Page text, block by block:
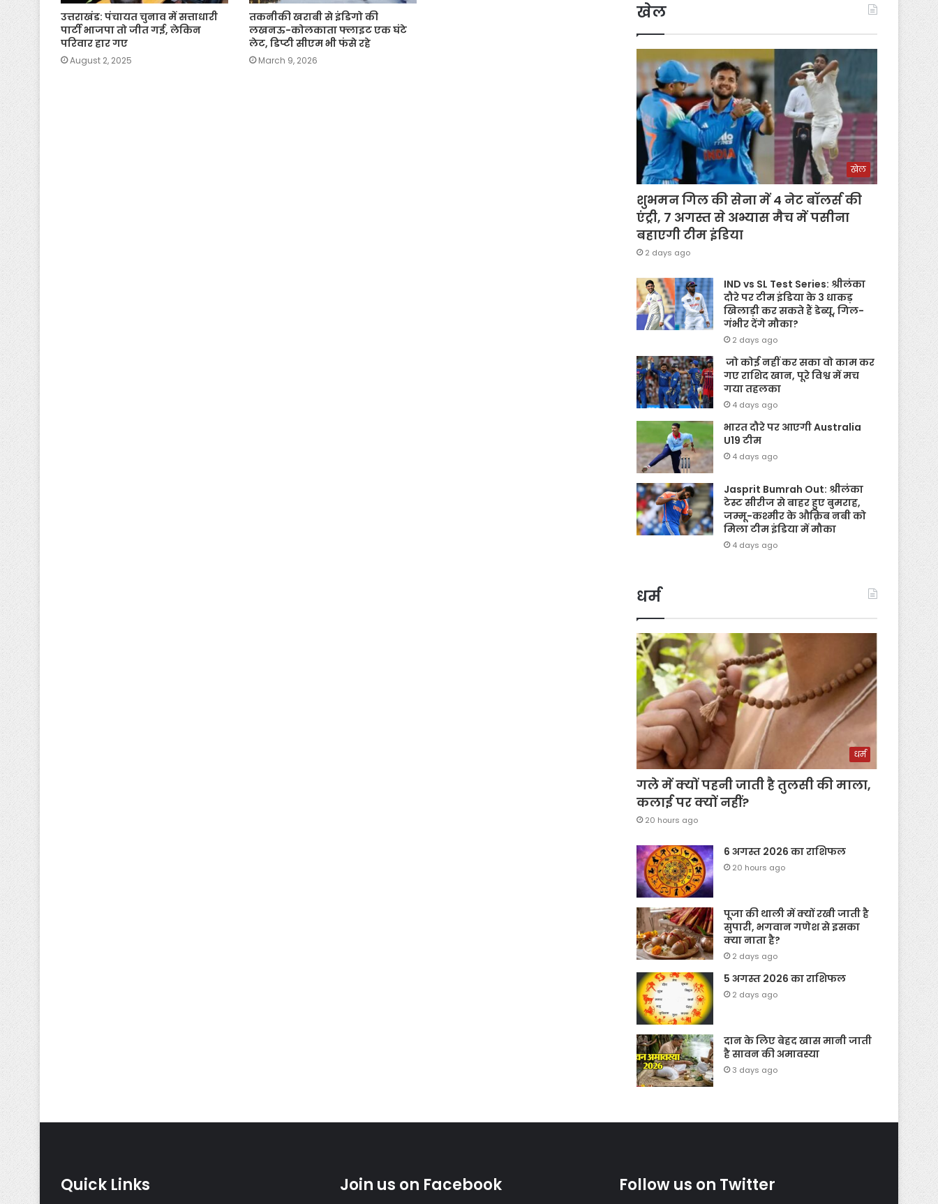
उत्तराखंड: पंचायत चुनाव में सत्ताधारी
पार्टी भाजपा तो जीत गई, लेकिन
परिवार हार गए
August 2, 2025
तकनीकी खराबी से इंडिगो की
लखनऊ-कोलकाता फ्लाइट एक घंटे
लेट, डिप्टी सीएम भी फंसे रहे
March 9, 2026
खेल
खेल
शुभमन गिल की सेना में 4 नेट बॉलर्स की
एंट्री, 7 अगस्त से अभ्यास मैच में पसीना
बहाएगी टीम इंडिया
2 days ago
IND vs SL Test Series: श्रीलंका
दौरे पर टीम इंडिया के 3 धाकड़
खिलाड़ी कर सकते हैं डेब्यू, गिल-
गंभीर देंगे मौका?
2 days ago
जो कोई नहीं कर सका वो काम कर
गए राशिद खान, पूरे विश्व में मच
गया तहलका
4 days ago
भारत दौरे पर आएगी Australia
U19 टीम
4 days ago
Jasprit Bumrah Out: श्रीलंका
टेस्ट सीरीज से बाहर हुए बुमराह,
जम्मू-कश्मीर के औक़िब नबी को
मिला टीम इंडिया में मौका
4 days ago
धर्म
धर्म
गले में क्यों पहनी जाती है तुलसी की माला,
कलाई पर क्यों नहीं?
20 hours ago
6 अगस्त 2026 का राशिफल
20 hours ago
पूजा की थाली में क्यों रखी जाती है
सुपारी, भगवान गणेश से इसका
क्या नाता है?
2 days ago
5 अगस्त 2026 का राशिफल
2 days ago
दान के लिए बेहद खास मानी जाती
है सावन की अमावस्या
3 days ago
Quick Links Join us on Facebook Follow us on Twitter